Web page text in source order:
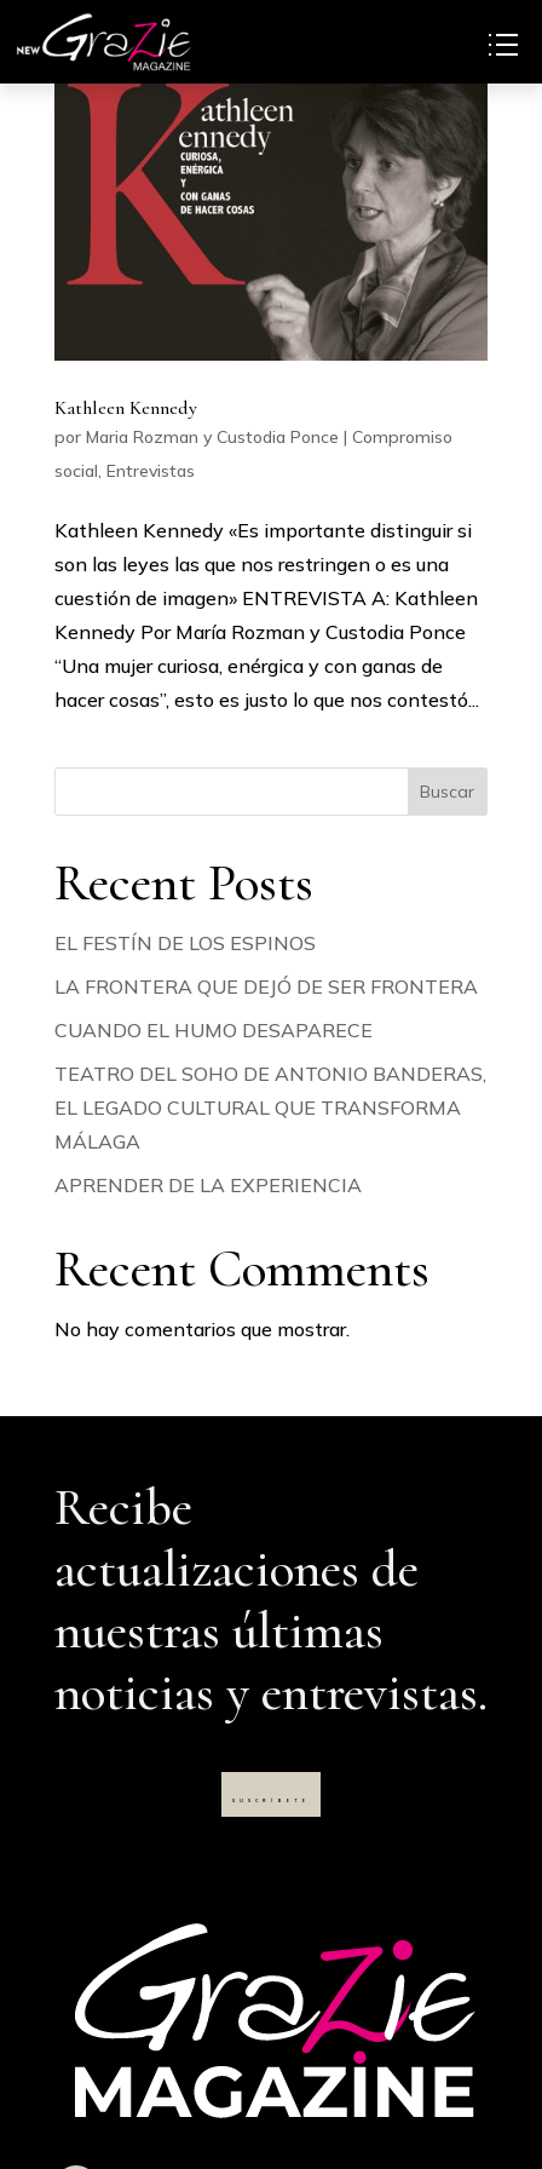
Kathleen Kennedy
por Maria Rozman y Custodia Ponce | Compromiso
social, Entrevistas
Kathleen Kennedy «Es importante distinguir si
son las leyes las que nos restringen o es una
cuestión de imagen» ENTREVISTA A: Kathleen
Kennedy Por María Rozman y Custodia Ponce
“Una mujer curiosa, enérgica y con ganas de
hacer cosas”, esto es justo lo que nos contestó...
Buscar
Recent Posts
EL FESTÍN DE LOS ESPINOS
LA FRONTERA QUE DEJÓ DE SER FRONTERA
CUANDO EL HUMO DESAPARECE
TEATRO DEL SOHO DE ANTONIO BANDERAS,
EL LEGADO CULTURAL QUE TRANSFORMA
MÁLAGA
APRENDER DE LA EXPERIENCIA
Recent Comments
No hay comentarios que mostrar.
Recibe
actualizaciones de
nuestras últimas
noticias y entrevistas.
SUSCRÍBETE